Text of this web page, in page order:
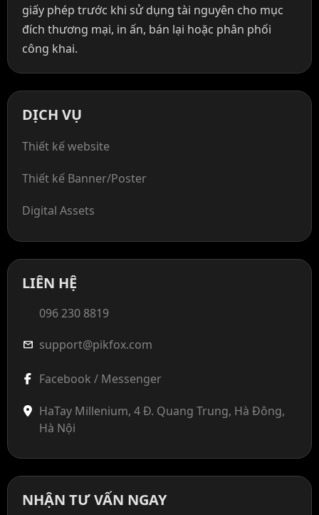
giấy phép trước khi sử dụng tài nguyên cho mục
đích thương mại, in ấn, bán lại hoặc phân phối
công khai.
DỊCH VỤ
Thiết kế website
Thiết kế Banner/Poster
Digital Assets
LIÊN HỆ
096 230 8819
mail support@pikfox.com
Facebook / Messenger
HaTay Millenium, 4 Đ. Quang Trung, Hà Đông,
Hà Nội
NHẬN TƯ VẤN NGAY